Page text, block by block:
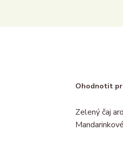
Ohodnotit
Zelený čaj